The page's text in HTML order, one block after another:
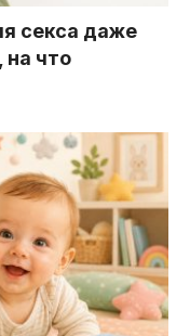
секса даже
на что